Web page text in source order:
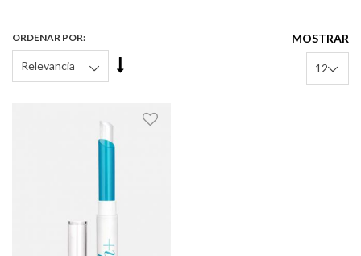
MOSTRAR
ORDENAR POR